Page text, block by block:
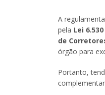
A
pela Lei
de
órgão para
Portanto,